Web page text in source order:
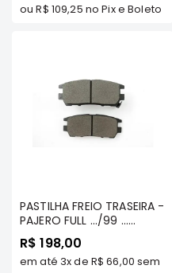
L200
SPORT
Freio
ouR$ 109,25 no Pix e Boleto
PASTILHA FREIO TRASEIRA -
PAJERO FULL .../99 ...
2.8/3.0/3.5 - FRASLE -
PD/450
R$ 198,00
em até 3xde R$ 66,00 sem